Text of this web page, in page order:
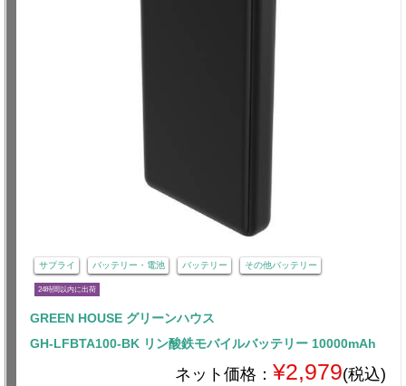
サプライ バッテリー・電池 バッテリー その他バッテリー
24時間以内に出荷
GREEN HOUSE グリーンハウス
GH-LFBTA100-BK リン酸鉄モバイルバッテリー 10000mAh
ネット価格： ¥2,979(税込)